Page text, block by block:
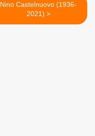
Nino Castelnuovo (1936-
2021) >